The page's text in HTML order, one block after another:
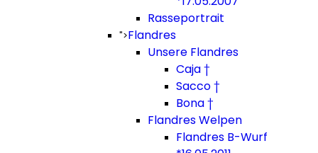
Rasseportrait
">Flandres
Unsere Flandres
Caja †
Sacco †
Bona †
Flandres Welpen
Flandres B-Wurf